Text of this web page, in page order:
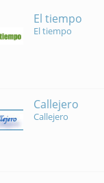
El tiempo
El tiempo
Callejero
Callejero